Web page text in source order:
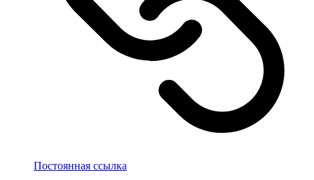
Постоянная ссылка